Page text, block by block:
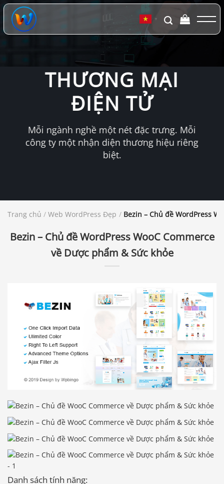
Chuyển
đến
dung
▼
THƯƠNG MẠI
ĐIỆN TỬ
Mỗi ngành nghề một nét đặc trưng. Mỗi
công ty một nhận diện thương hiệu riêng
biệt.
Trang chủ / Web WordPress Đẹp / Bezin – Chủ đề WordPress
Bezin – Chủ đề WordPress WooC Commerce
về Dược phẩm & Sức khỏe
Danh sách tính năng: